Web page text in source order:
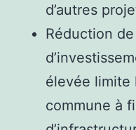
d’autres
Réduction
élevée limite
commune à